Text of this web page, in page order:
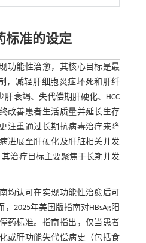
标准的设定
功能性治愈，其核心目标是最
，减轻肝细胞炎症坏死和肝纤
衰竭、失代偿期肝硬化、HCC
改善患者生活质量并延长生存
注重通过长期抗病毒治疗来降
进展至肝硬化及肝脏相关并发
其治疗目标主要聚焦于长期并发
均认可在实现功能性治愈后可
2025年美国版指南对HBsAg阳
药标准。指南指出，仅当患者
或肝功能失代偿病史（包括食